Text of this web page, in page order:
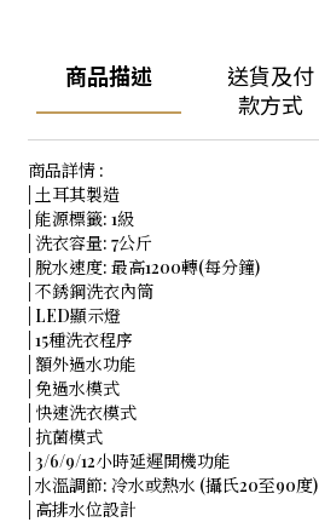
商品描述
送貨及付
款方式
商品詳情 :
| 土耳其製造
| 能源標籤: 1級
| 洗衣容量: 7公斤
| 脫水速度: 最高1200轉(每分鐘)
| 不銹鋼洗衣內筒
| LED顯示燈
| 15種洗衣程序
| 額外過水功能
| 免過水模式
| 快速洗衣模式
| 抗菌模式
| 3/6/9/12小時延遲開機功能
| 水溫調節: 冷水或熱水 (攝氏20至90度)
| 高排水位設計